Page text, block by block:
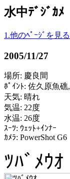
水中ﾃﾞｼﾞｶﾒ
1.他のﾍﾟｰｼﾞを見る
2005/11/27
場所: 慶良間
ﾎﾟｲﾝﾄ: 佐久原魚礁
天気: 晴れ
気温: 22度
水温: 26度
ｽｰﾂ: ｳｪｯﾄ+ｲﾝﾅｰ
ｶﾒﾗ: PowerShot G6
ﾂﾊﾞﾒｳｵ